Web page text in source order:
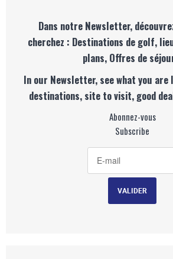
Dans notre Newsletter,
cherchez : Destinations de golf,
plans, Offres de
In our Newsletter, see what you
destinations, site to visit, good
Abonnez-vous
Subscribe